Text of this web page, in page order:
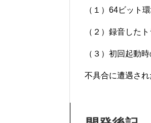
（１）64ビット
（２）録音した
（３）初回起動
不具合に遭遇さ